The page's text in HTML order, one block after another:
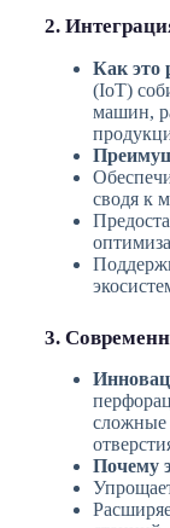
2.
Как это
(IoT)
машин,
сводя к
3.
сложные
Почему